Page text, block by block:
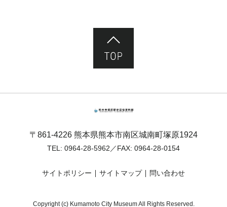
〒861-4226 熊本県熊本市南区城南町塚原1924
TEL: 0964-28-5962 ／FAX: 0964-28-0154
サイトポリシー サイトマップ 問い合わせ
Copyright (c) Kumamoto City Museum All Rights Reserved.